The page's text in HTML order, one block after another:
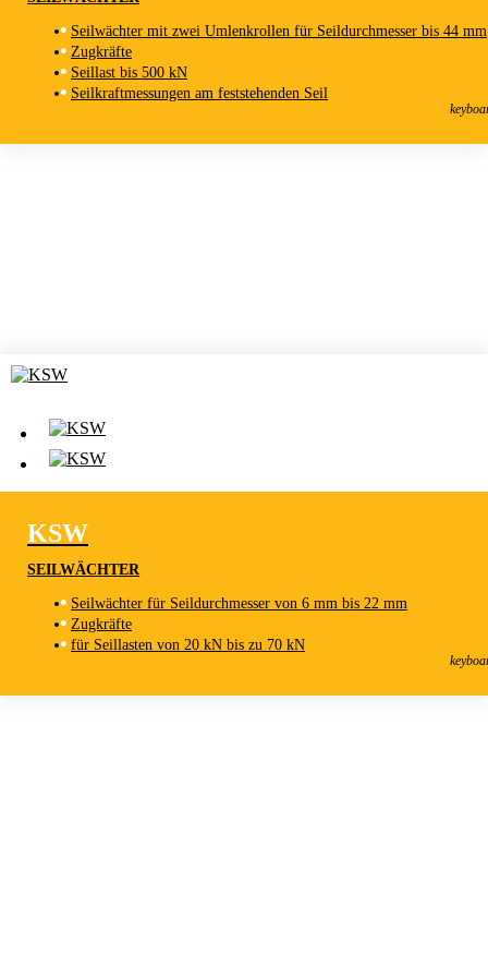
KSW-2R
Seilwächter mit zwei Umlenkrollen für Seildurchmesser bis 44 mm
Zugkräfte
Seillast bis 500 kN
Seilkraftmessungen am feststehenden Seil
KSW
KSW
SEILWÄCHTER
Seilwächter für Seildurchmesser von 6 mm bis 22 mm
Zugkräfte
für Seillasten von 20 kN bis zu 70 kN